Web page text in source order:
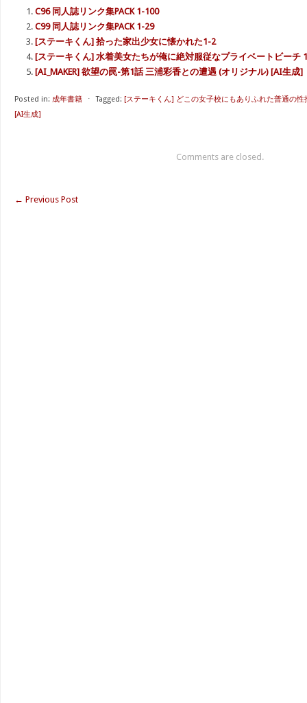
C96 同人誌リンク集PACK 1-100
C99 同人誌リンク集PACK 1-29
[ステーキくん] 拾った家出少女に懐かれた1-2
[ステーキくん] 水着美女たちが俺に絶対服従なプライベートビーチ
[AI_MAKER] 欲望の罠-第1話 三浦彩香との遭遇 (オリジナル) [AI生成]
Posted in: 成年書籍 ⋅ Tagged: [ステーキくん] どこの女子校にもありふれた普通の
[AI生成]
Comments are closed.
← Previous Post